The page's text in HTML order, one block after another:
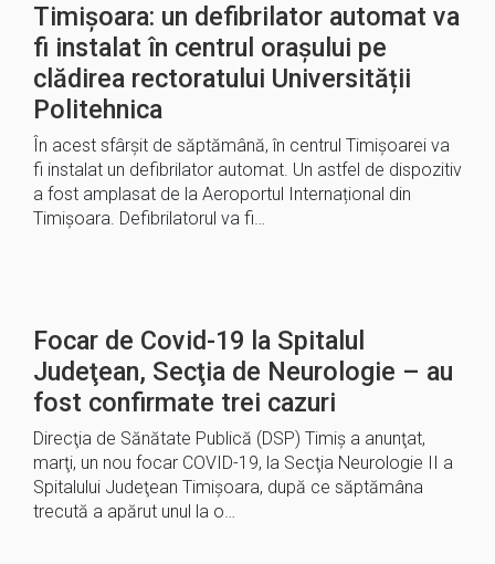
Timișoara: un defibrilator automat va
fi instalat în centrul orașului pe
clădirea rectoratului Universității
Politehnica
În acest sfârșit de săptămână, în centrul Timișoarei va
fi instalat un defibrilator automat. Un astfel de dispozitiv
a fost amplasat de la Aeroportul Internațional din
Timișoara. Defibrilatorul va fi…
Focar de Covid-19 la Spitalul
Judeţean, Secţia de Neurologie – au
fost confirmate trei cazuri
Direcţia de Sănătate Publică (DSP) Timiş a anunţat,
marţi, un nou focar COVID-19, la Secţia Neurologie II a
Spitalului Judeţean Timişoara, după ce săptămâna
trecută a apărut unul la o…